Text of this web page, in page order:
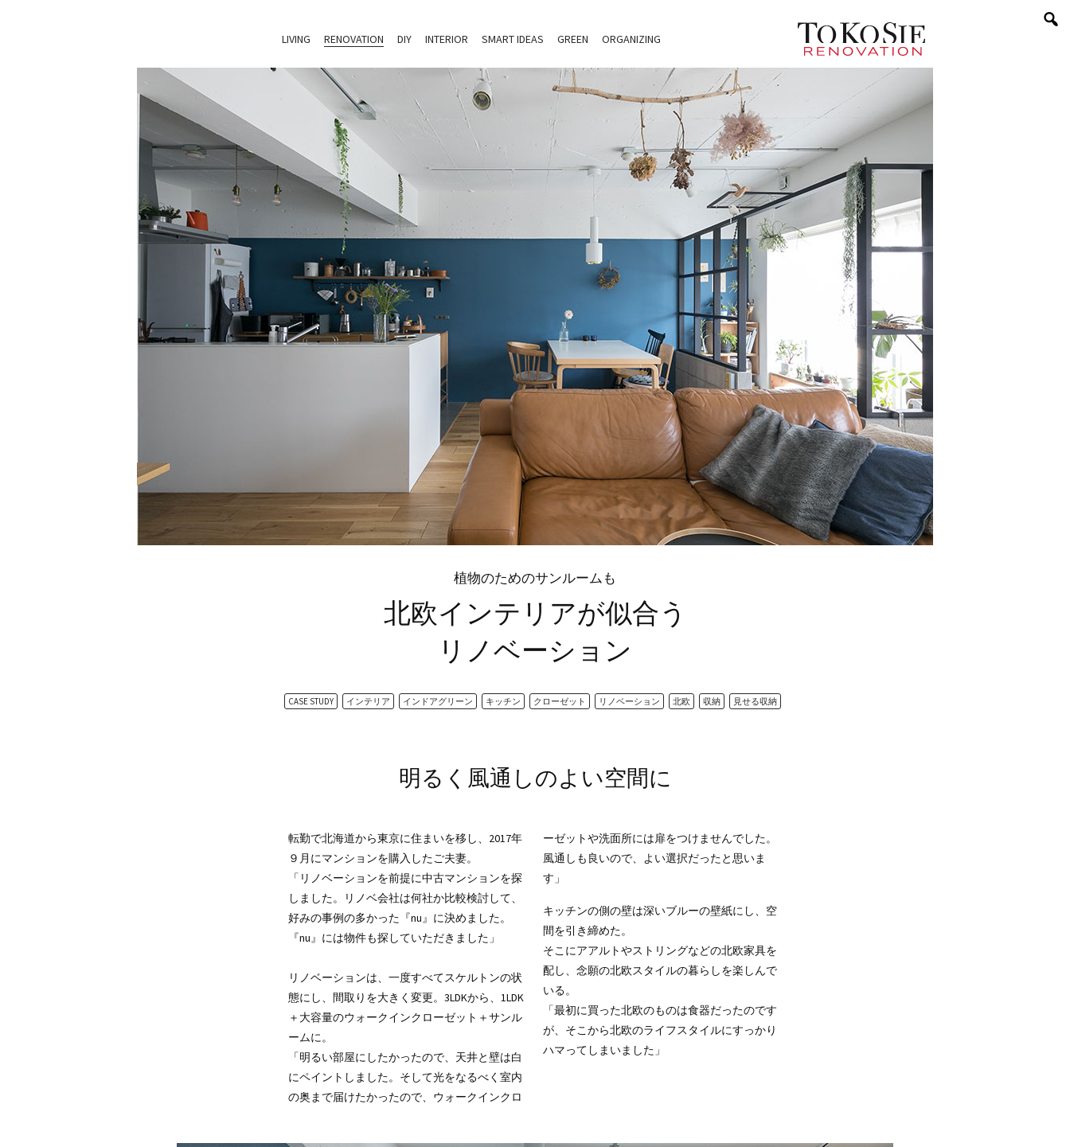
LIVING RENOVATION DIY INTERIOR SMART IDEAS GREEN ORGANIZING
植物のためのサンルームも
北欧インテリアが似合う
リノベーション
CASE STUDY インテリア インドアグリーン キッチン クローゼット リノベーション 北欧 収納 見せる収納
明るく風通しのよい空間に
転勤で北海道から東京に住まいを移し、2017年
９月にマンションを購入したご夫妻。
「リノベーションを前提に中古マンションを探
しました。リノベ会社は何社か比較検討して、
好みの事例の多かった『nu』に決めました。
『nu』には物件も探していただきました」
リノベーションは、一度すべてスケルトンの状
態にし、間取りを大きく変更。3LDKから、1LDK
＋大容量のウォークインクローゼット＋サンル
ームに。
「明るい部屋にしたかったので、天井と壁は白
にペイントしました。そして光をなるべく室内
の奥まで届けたかったので、ウォークインクロ
ーゼットや洗面所には扉をつけませんでした。
風通しも良いので、よい選択だったと思いま
す」
キッチンの側の壁は深いブルーの壁紙にし、空
間を引き締めた。
そこにアアルトやストリングなどの北欧家具を
配し、念願の北欧スタイルの暮らしを楽しんで
いる。
「最初に買った北欧のものは食器だったのです
が、そこから北欧のライフスタイルにすっかり
ハマってしまいました」